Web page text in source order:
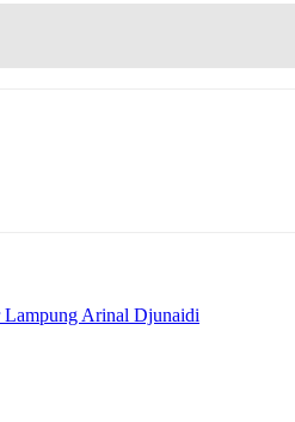
Arinal Djunaidi